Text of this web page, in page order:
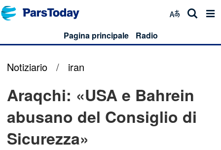
Pagina principale Radio
Notiziario / iran
Araqchi: «USA e Bahrein
abusano del Consiglio di
Sicurezza»